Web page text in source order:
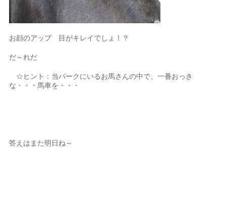
お顔のアップ 目がキレイでしょ！？
だ～れだ
☆ヒント：当パークにいるお馬さんの中で、一番おっき
な・・・馬車を・・・
答えはまた明日ね～